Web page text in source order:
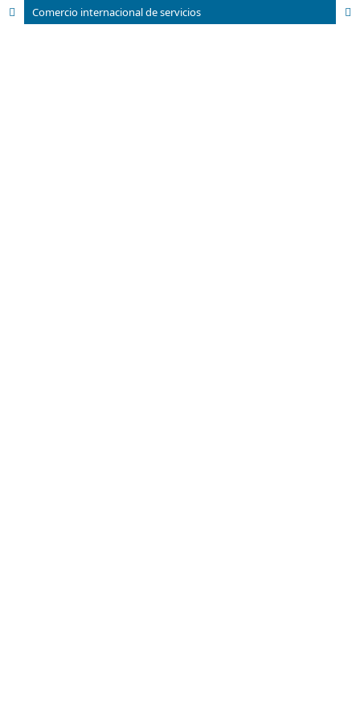
Comercio internacional de servicios